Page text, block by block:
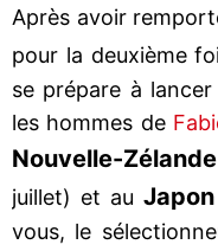
Après avoir
pour la deuxième
se prépare à
les hommes de
Nouvelle-Zélande
juillet) et auJapon
vous, le